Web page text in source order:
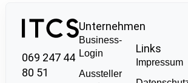
069 247 44
80 51
Unternehmen
Business-
Login
Aussteller
Links
Impressum